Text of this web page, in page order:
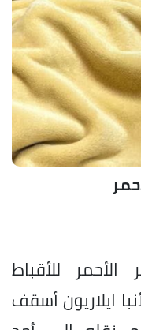
للأقباط
ايلاريون أسقف